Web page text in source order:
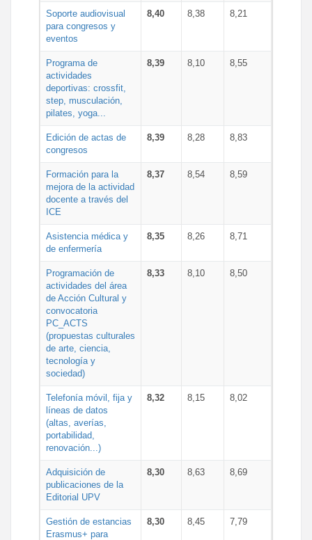
Soporte audiovisual
para congresos y
eventos
8,40 8,38 8,21
Programa de
actividades
deportivas: crossfit,
step, musculación,
pilates, yoga...
8,39 8,10 8,55
Edición de actas de
congresos
8,39 8,28 8,83
Formación para la
mejora de la actividad
docente a través del
ICE
8,37 8,54 8,59
Asistencia médica y
de enfermería
8,35 8,26 8,71
Programación de
actividades del área
de Acción Cultural y
convocatoria
PC_ACTS
(propuestas culturales
de arte, ciencia,
tecnología y
sociedad)
8,33 8,10 8,50
Telefonía móvil, fija y
líneas de datos
(altas, averías,
portabilidad,
renovación...)
8,32 8,15 8,02
Adquisición de
publicaciones de la
Editorial UPV
8,30 8,63 8,69
Gestión de estancias
Erasmus+ para
8,30 8,45 7,79